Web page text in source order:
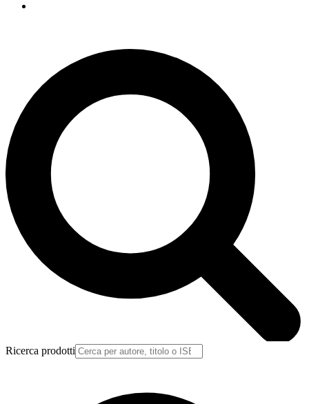
Ricerca prodotti